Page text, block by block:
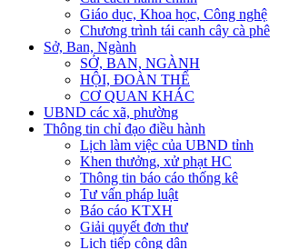
Giáo dục, Khoa học, Công nghệ
Chương trình tái canh cây cà phê
Sở, Ban, Ngành
SỞ, BAN, NGÀNH
HỘI, ĐOÀN THỂ
CƠ QUAN KHÁC
UBND các xã, phường
Thông tin chỉ đạo điều hành
Lịch làm việc của UBND tỉnh
Khen thưởng, xử phạt HC
Thông tin báo cáo thống kê
Tư vấn pháp luật
Báo cáo KTXH
Giải quyết đơn thư
Lịch tiếp công dân